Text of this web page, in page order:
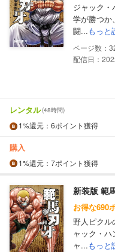
ジャック
学が勝つか
闘...もっと
配信日：
レンタル(48時間)
1%還元 ：6ポイント獲得
購入
1%還元 ：7ポイント獲得
新装版 範
お得な690
野人ピクル
ャック・
ャ...もっと